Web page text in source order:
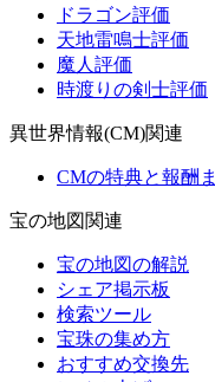
ドラゴン評価
天地雷鳴士評価
魔人評価
時渡りの剣士評価
異世界情報(CM)関連
CMの特典と報酬
宝の地図関連
宝の地図の解説
シェア掲示板
検索ツール
宝珠の集め方
おすすめ交換先